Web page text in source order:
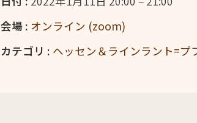
会場 : オンライン (zoom)
カテゴリ : ヘッセン＆ラインラント=プ